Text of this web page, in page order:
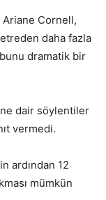
Ariane Cornell,
daha fazla
dramatik bir
dair söylentiler
vermedi.
ardından 12
mümkün